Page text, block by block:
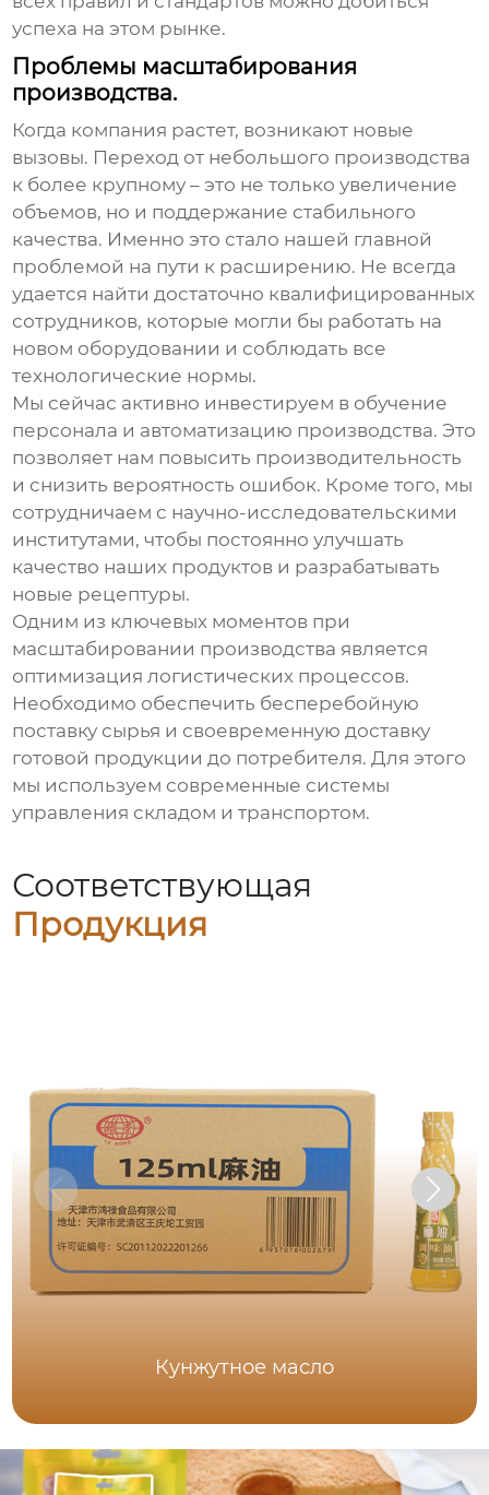
успеха на этом рынке.
Проблемы масштабирования
производства.
Когда компания растет, возникают новые
вызовы. Переход от небольшого производства
к более крупному – это не только увеличение
объемов, но и поддержание стабильного
качества. Именно это стало нашей главной
проблемой на пути к расширению. Не всегда
удается найти достаточно квалифицированных
сотрудников, которые могли бы работать на
новом оборудовании и соблюдать все
технологические нормы.
Мы сейчас активно инвестируем в обучение
персонала и автоматизацию производства. Это
позволяет нам повысить производительность
и снизить вероятность ошибок. Кроме того, мы
сотрудничаем с научно-исследовательскими
институтами, чтобы постоянно улучшать
качество наших продуктов и разрабатывать
новые рецептуры.
Одним из ключевых моментов при
масштабировании производства является
оптимизация логистических процессов.
Необходимо обеспечить бесперебойную
поставку сырья и своевременную доставку
готовой продукции до потребителя. Для этого
мы используем современные системы
управления складом и транспортом.
Соответствующая
Продукция
Кунжутное масло